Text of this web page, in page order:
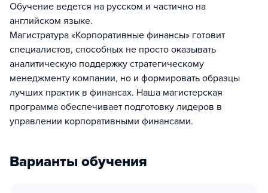
Обучение ведется на русском и частично на
английском языке.
Магистратура «Корпоративные финансы» готовит
специалистов, способных не просто оказывать
аналитическую поддержку стратегическому
менеджменту компании, но и формировать образцы
лучших практик в финансах. Наша магистерская
программа обеспечивает подготовку лидеров в
управлении корпоративными финансами.
Варианты обучения